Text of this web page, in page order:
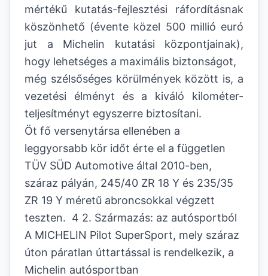
mértékű kutatás-fejlesztési ráfordításnak
köszönhető (évente közel 500 millió euró
jut a Michelin kutatási központjainak),
hogy lehetséges a maximális biztonságot,
még szélsőséges körülmények között is, a
vezetési élményt és a kiváló kilométer-
teljesítményt egyszerre biztosítani.
Öt fő versenytársa ellenében a
leggyorsabb kör időt érte el a független
TÜV SÜD Automotive által 2010-ben,
száraz pályán, 245/40 ZR 18 Y és 235/35
ZR 19 Y méretű abroncsokkal végzett
teszten. 4 2. Származás: az autósportból
A MICHELIN Pilot SuperSport, mely száraz
úton páratlan úttartással is rendelkezik, a
Michelin autósportban